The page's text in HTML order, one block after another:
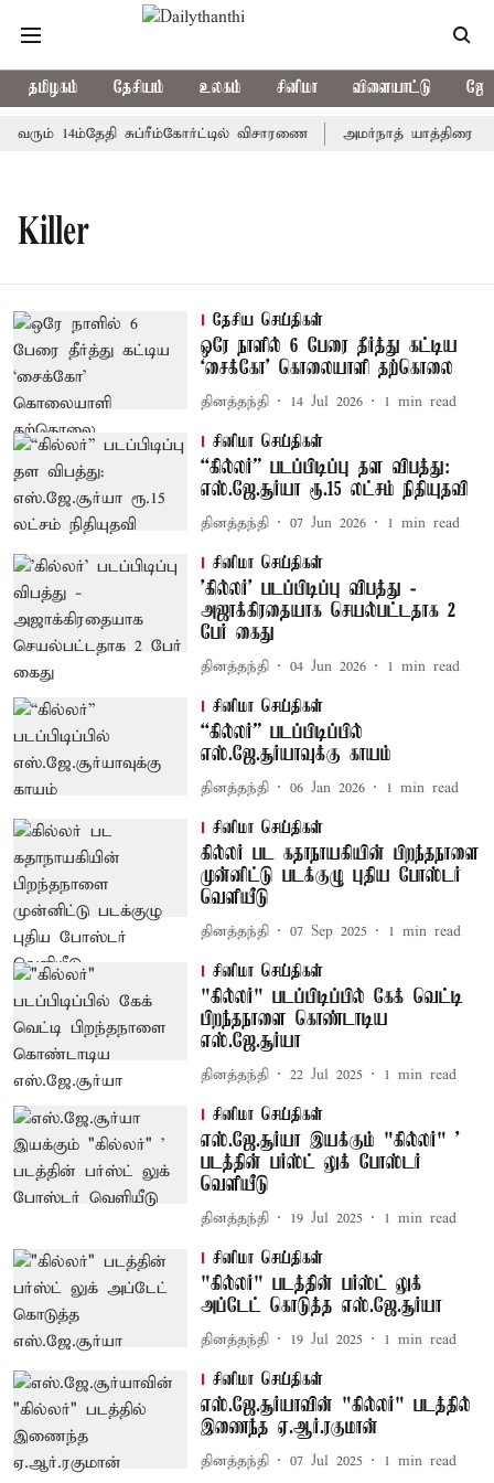
தமிழகம் தேசியம் உலகம் சினிமா விளையாட்டு
14ம்தேதி சுப்ரீம்கோர்ட்டில் விசாரணை அமர்நாத் யாத்திரை
Killer
தேசிய செய்திகள்
ஒரே நாளில் 6 பேரை தீர்த்து கட்டிய
‘சைக்கோ’ கொலையாளி தற்கொலை
தினத்தந்தி 14 Jul 2026 1 min read
சினிமா செய்திகள்
“கில்லர்” படப்பிடிப்பு தள விபத்து:
எஸ்.ஜே.சூர்யா ரூ.15 லட்சம் நிதியுதவி
தினத்தந்தி 07 Jun 2026 1 min read
சினிமா செய்திகள்
'கில்லர்' படப்பிடிப்பு விபத்து -
அஜாக்கிரதையாக செயல்பட்டதாக 2
பேர் கைது
தினத்தந்தி 04 Jun 2026 1 min read
சினிமா செய்திகள்
“கில்லர்” படப்பிடிப்பில்
எஸ்.ஜே.சூர்யாவுக்கு காயம்
தினத்தந்தி 06 Jan 2026 1 min read
சினிமா செய்திகள்
கில்லர் பட கதாநாயகியின் பிறந்தநாளை
முன்னிட்டு படக்குழு புதிய போஸ்டர்
வெளியீடு
தினத்தந்தி 07 Sep 2025 1 min read
சினிமா செய்திகள்
"கில்லர்" படப்பிடிப்பில் கேக் வெட்டி
பிறந்தநாளை கொண்டாடிய
எஸ்.ஜே.சூர்யா
தினத்தந்தி 22 Jul 2025 1 min read
சினிமா செய்திகள்
எஸ்.ஜே.சூர்யா இயக்கும் "கில்லர்" '
படத்தின் பர்ஸ்ட் லுக் போஸ்டர்
வெளியீடு
தினத்தந்தி 19 Jul 2025 1 min read
சினிமா செய்திகள்
"கில்லர்" படத்தின் பர்ஸ்ட் லுக்
அப்டேட் கொடுத்த எஸ்.ஜே.சூர்யா
தினத்தந்தி 19 Jul 2025 1 min read
சினிமா செய்திகள்
எஸ்.ஜே.சூர்யாவின் "கில்லர்" படத்தில்
இணைந்த ஏ.ஆர்.ரகுமான்
தினத்தந்தி 07 Jul 2025 1 min read